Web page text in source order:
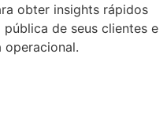
obter insights rápidos
de seus clientes e